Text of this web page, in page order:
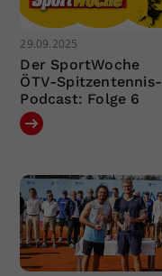
29.09.2025
Der SportWoche
ÖTV-Spitzentennis-
Podcast: Folge 6